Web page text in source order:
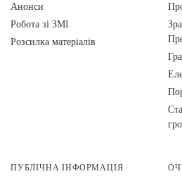
Анонси
Робота зі ЗМІ
Розсилка матеріалів
ПУБЛІЧНА ІНФОРМАЦІЯ